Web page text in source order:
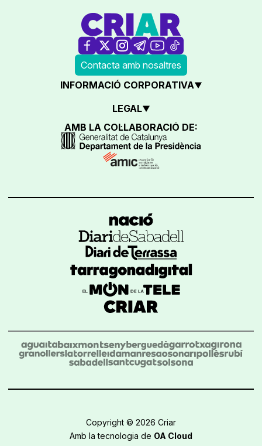
Contacta amb nosaltres
INFORMACIÓ CORPORATIVA
LEGAL
AMB LA COL·LABORACIÓ DE:
Copyright © 2026 Criar
Amb la tecnologia de OA Cloud